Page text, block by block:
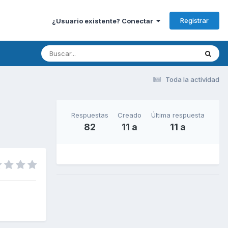
¿Usuario existente? Conectar Registrar
Toda la actividad
Respuestas
82
Creado
11 a
Última respuesta
11 a